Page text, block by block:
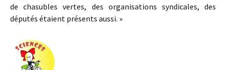
de chasubles vertes, des organisations syndicales, des
députés étaient présents aussi. »